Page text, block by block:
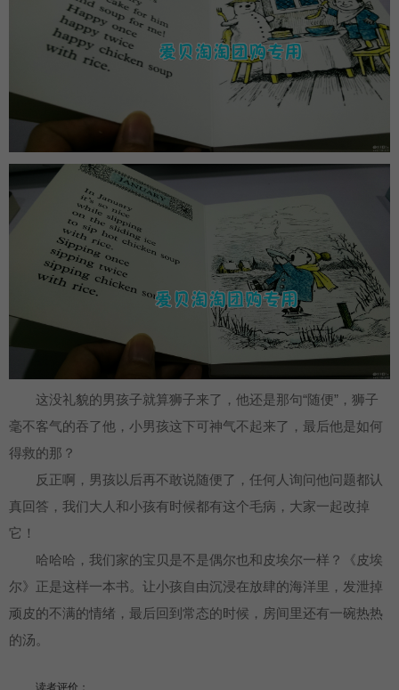
这没礼貌的男孩子就算狮子来了，他还是那句“随便”，狮子
毫不客气的吞了他，小男孩这下可神气不起来了，最后他是如何
得救的那？
反正啊，男孩以后再不敢说随便了，任何人询问他问题都认
真回答，我们大人和小孩有时候都有这个毛病，大家一起改掉
它！
哈哈哈，我们家的宝贝是不是偶尔也和皮埃尔一样？《皮埃
尔》正是这样一本书。让小孩自由沉浸在放肆的海洋里，发泄掉
顽皮的不满的情绪，最后回到常态的时候，房间里还有一碗热热
的汤。